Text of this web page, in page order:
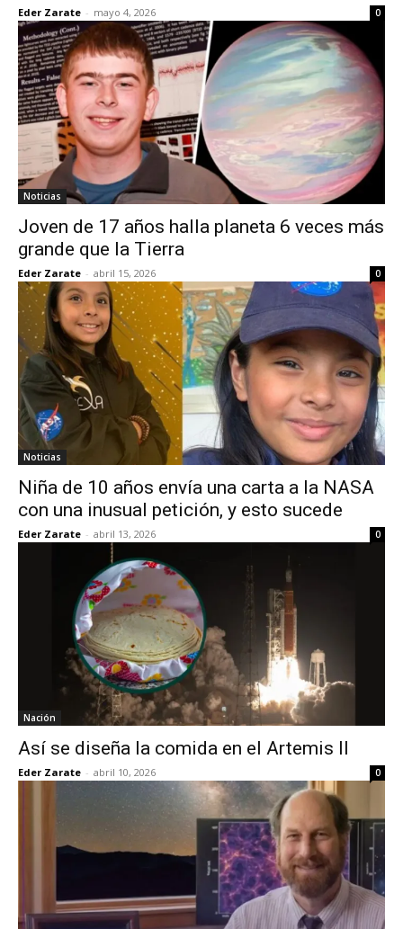
Eder Zarate - mayo 4, 2026 0
Noticias
Joven de 17 años halla planeta 6 veces más
grande que la Tierra
Eder Zarate - abril 15, 2026 0
Noticias
Niña de 10 años envía una carta a la NASA
con una inusual petición, y esto sucede
Eder Zarate - abril 13, 2026 0
Nación
Así se diseña la comida en el Artemis II
Eder Zarate - abril 10, 2026 0